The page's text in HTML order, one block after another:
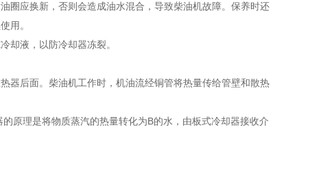
圈应换新，否则会造成油水混合，导致柴油机故障。保养时还
用。
却液，以防冷却器冻裂。
器后面。柴油机工作时，机油流经铜管将热量传给管壁和散热
原理是将物质蒸汽的热量转化为B的水，由板式冷却器接收介